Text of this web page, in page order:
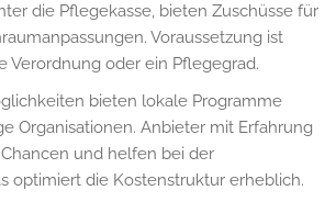
die Pflegekasse, bieten Zuschüsse für
Voraussetzung ist
Verordnung oder ein Pflegegrad.
bieten lokale Programme
Organisationen. Anbieter mit Erfahrung
und helfen bei der
optimiert die Kostenstruktur erheblich.